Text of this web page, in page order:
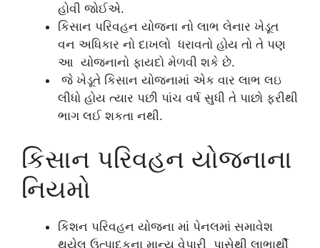
હોવી જોઈએ.
કિસાન પરિવહન યોજના નો લાભ લેનાર ખેડૂત
વન અધિકાર નો દાખલો ધરાવતો હોય તો તે પણ
આ યોજનાનો ફાયદો મેળવી શકે છે.
જે ખેડૂતે કિસાન યોજનામાં એક વાર લાભ લઇ
લીધો હોય ત્યાર પછી પાંચ વર્ષ સુધી તે પાછો ફરીથી
ભાગ લઈ શકતા નથી.
કિસાન પરિવહન યોજનાના
નિયમો
કિશન પરિવહન યોજના માં પેનલમાં સમાવેશ
થયેલ ઉત્પાદકના માન્ય વેપારી પાસેથી લાભાર્થી